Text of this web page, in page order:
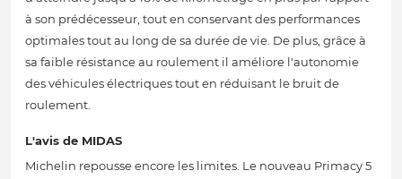
à son prédécesseur, tout en conservant des performances
optimales tout au long de sa durée de vie. De plus, grâce à
sa faible résistance au roulement il améliore l'autonomie
des véhicules électriques tout en réduisant le bruit de
roulement.
L'avis de MIDAS
Michelin repousse encore les limites. Le nouveau Primacy 5